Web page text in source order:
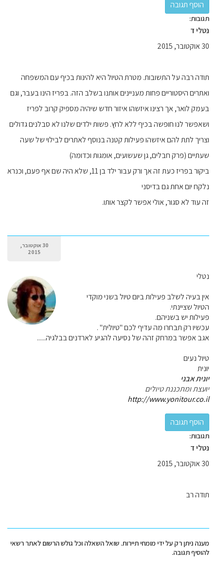
תגובות:
נטלי ד
30 אוקטובר, 2015
תודה רבה על התשובות. מטרת הטיול היא להינות בכיף עם המשפחה
ואתרים היסטוריים פחות מעניינים אותנו בשלב הזה. בפריז הינו בעבר, וגם
בעמק לואר, אך רצינו איזשהו איזור חדש שיהיה מספיק קרוב לפריז
ושאפשר לנו חופשה בכיף ללא לחץ. פשות ילדים שלנו לא סבלנים גדולים
וצריך לתת להם איזשהו פעילות קטנה בנוסף לאתרים לבילוי של שעה
שעתיים (פרק חבלים, גן שעשועים, אומגות וכדומה)
ביקור בפריז כעת זה אך ורק עבור ילד בן 11, שלא היה שם אף פעם, וכנרא
נלקח יום אחת גם בדיסני
זה עוד לא סגור, אולי אפשר לקצר אותו.
30 אוקטובר,
2015
נטלי
אין בעיה לשלב פעילות ביום טיול בשני מוקדי
הטיול שציינתי.
פעילות יש בשניהם.
עכשיו רק תבחרו מה עדיף לכם "טיולית" .
אגב אפשר במרחק זהה של נסיעה להגיע לארדנים בבלגיה......
טיול נעים
יונית
יונית אבני
יועצת ומתכננת טיולים
http://www.yonitour.co.il
תגובות:
נטלי ד
30 אוקטובר, 2015
תודה רב
מענה ניתן רק על ידי מומחי תיירות. שואל השאלה וכל גולש הרשום לאתר רשאי
להוסיף תגובה.